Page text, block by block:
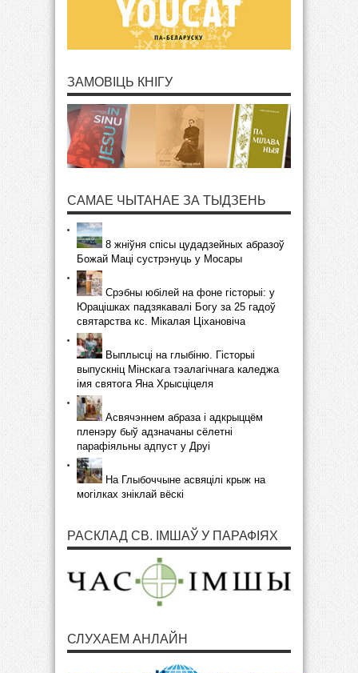
ЗАМОВІЦЬ КНІГУ
САМАЕ ЧЫТАНАЕ ЗА ТЫДЗЕНЬ
8 жніўня спісы цудадзейных абразоў
Божай Маці сустрэнуць у Мосары
Срэбны юбілей на фоне гісторыі: у
Юрацішках падзякавалі Богу за 25 гадоў
святарства кс. Мікалая Ціхановіча
Выплысці на глыбіню. Гісторыі
выпускніц Мінскага тэалагічнага каледжа
імя святога Яна Хрысціцеля
Асвячэннем абраза і адкрыццём
пленэру быў адзначаны сёлетні
парафіяльны адпуст у Друі
На Глыбоччыне асвяцілі крыж на
могілках зніклай вёскі
РАСКЛАД СВ. ІМШАЎ У ПАРАФІЯХ
СЛУХАЕМ АНЛАЙН